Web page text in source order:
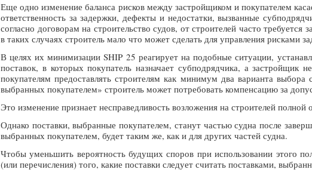
Еще одно изменение баланса рисков между застройщиком и покупателем
ответственность за задержки, дефекты и недостатки, вызванные
согласно договорам на строительство судов, от строителей часто
в таких случаях строитель мало что может сделать для управления рисками
В целях их минимизации SHIP 25 реагирует на подобные ситуации,
поставок, в которых покупатель назначает субподрядчика, а
покупателям предоставлять строителям как минимум два варианта
выбранных покупателем» строитель может потребовать компенсацию за
Это изменение признает несправедливость возложения на строителей
Однако поставки, выбранные покупателем, станут частью судна после
выбранных покупателем, будет таким же, как и для других частей судна.
Чтобы уменьшить вероятность будущих споров при использовании этого
(или перечисления) того, какие поставки следует считать поставками,